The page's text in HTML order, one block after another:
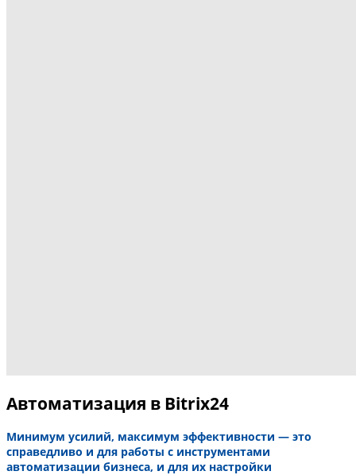
Автоматизация в Bitrix24
Минимум усилий, максимум эффективности — это
справедливо и для работы с инструментами
автоматизации бизнеса, и для их настройки